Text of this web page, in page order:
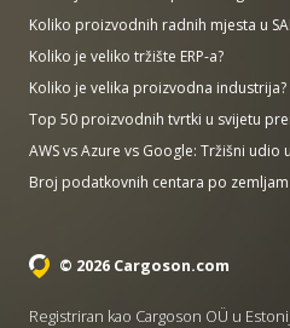
Koliko proizvodnih radnih mjesta u
Koliko je veliko tržište ERP-a?
Koliko je velika proizvodna industrija?
Top 50 proizvodnih tvrtki u svijetu
AWS vs Azure vs Google: Tržišni udio
Broj podatkovnih centara po
© 2026 Cargoson.com
Registriran kao Cargoson OÜ u